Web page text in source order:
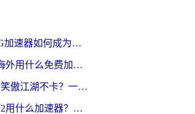
在澳洲，BanG加速器如何成为你国服游戏的“时光机”？
玩崩坏学园2海外用什么免费加速器好？2026海外党亲测国服游戏加速指南
国外如何玩新笑傲江湖不卡？一份给海外游子的终极网络指南
在南非玩刀塔2用什么加速器？一份给海外游子的终极生存指南